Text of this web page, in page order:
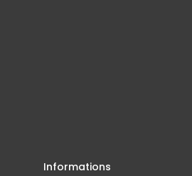
Informations